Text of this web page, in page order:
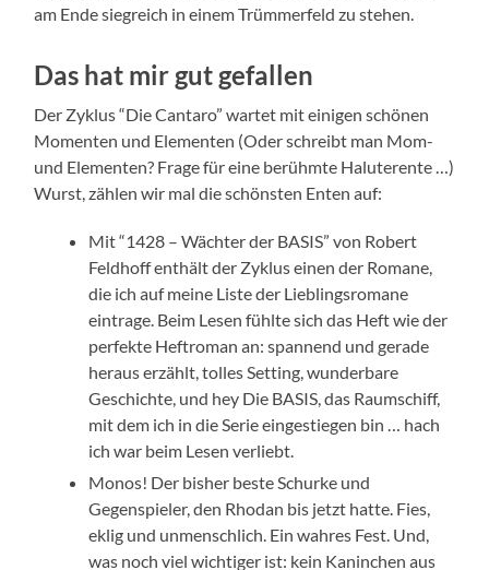
am Ende siegreich in einem Trümmerfeld zu stehen.
Das hat mir gut gefallen
Der Zyklus “Die Cantaro” wartet mit einigen schönen
Momenten und Elementen (Oder schreibt man Mom-
und Elementen? Frage für eine berühmte Haluterente …)
Wurst, zählen wir mal die schönsten Enten auf:
Mit “1428 – Wächter der BASIS” von Robert
Feldhoff enthält der Zyklus einen der Romane,
die ich auf meine Liste der Lieblingsromane
eintrage. Beim Lesen fühlte sich das Heft wie der
perfekte Heftroman an: spannend und gerade
heraus erzählt, tolles Setting, wunderbare
Geschichte, und hey Die BASIS, das Raumschiff,
mit dem ich in die Serie eingestiegen bin … hach
ich war beim Lesen verliebt.
Monos! Der bisher beste Schurke und
Gegenspieler, den Rhodan bis jetzt hatte. Fies,
eklig und unmenschlich. Ein wahres Fest. Und,
was noch viel wichtiger ist: kein Kaninchen aus